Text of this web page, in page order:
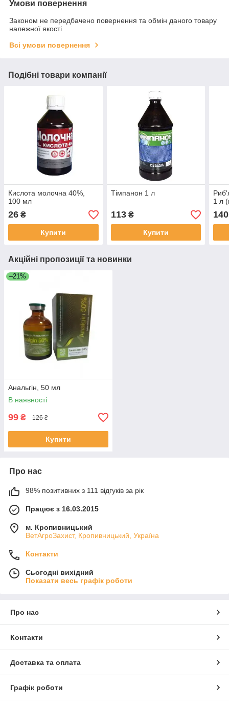
Умови повернення
Законом не передбачено повернення та обмін даного товару
належної якості
Всі умови повернення
Подібні товари компанії
Кислота молочна 40%,
100 мл
26 ₴
Купити
Тімпанон 1 л
113₴
Купити
1 л
140
Акційні пропозиції та новинки
–21%
Анальгін, 50 мл
В наявності
99 ₴ 126 ₴
Купити
Про нас
98% позитивних з 111 відгуків за рік
Працює з 16.03.2015
м. Кропивницький
ВетАгроЗахист, Кропивницький, Україна
Контакти
Сьогодні вихідний
Показати весь графік роботи
Про нас
Контакти
Доставка та оплата
Графік роботи